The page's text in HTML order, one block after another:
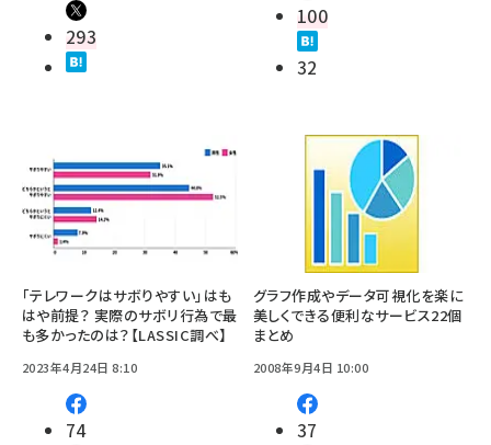
293
100
32
「テレワークはサボりやすい」はも
はや前提？ 実際のサボリ行為で最
も多かったのは？【LASSIC調べ】
2023年4月24日 8:10
74
グラフ作成やデータ可視化を楽に
美しくできる便利なサービス22個
まとめ
2008年9月4日 10:00
37